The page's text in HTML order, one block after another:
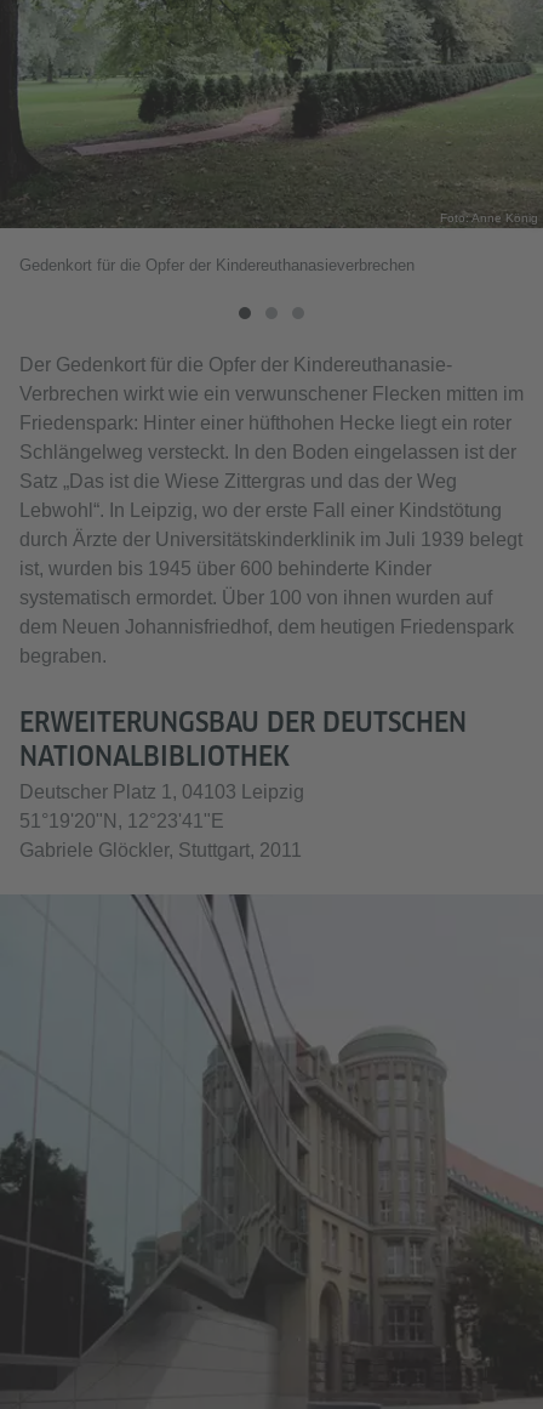
Foto: Anne König
Gedenkort für die Opfer der Kindereuthanasieverbrechen
Der Gedenkort für die Opfer der Kindereuthanasie-
Verbrechen wirkt wie ein verwunschener Flecken mitten im
Friedenspark: Hinter einer hüfthohen Hecke liegt ein roter
Schlängelweg versteckt. In den Boden eingelassen ist der
Satz „Das ist die Wiese Zittergras und das der Weg
Lebwohl“. In Leipzig, wo der erste Fall einer Kindstötung
durch Ärzte der Universitätskinderklinik im Juli 1939 belegt
ist, wurden bis 1945 über 600 behinderte Kinder
systematisch ermordet. Über 100 von ihnen wurden auf
dem Neuen Johannisfriedhof, dem heutigen Friedenspark
begraben.
ERWEITERUNGSBAU DER DEUTSCHEN
NATIONALBIBLIOTHEK
Deutscher Platz 1, 04103 Leipzig
51°19'20"N, 12°23'41"E
Gabriele Glöckler, Stuttgart, 2011